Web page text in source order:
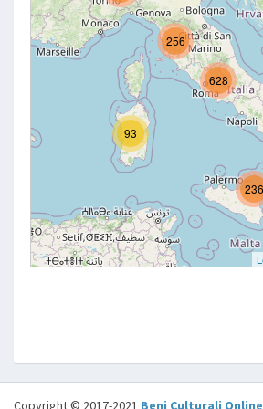
Copyright © 2017-2021 Beni Culturali Online